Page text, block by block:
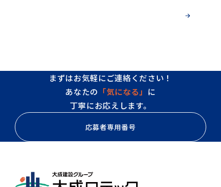
まずはお気軽にご連絡ください！
あなたの 「気になる」 に
丁寧にお応えします。
応募者専用番号
0120-030-235